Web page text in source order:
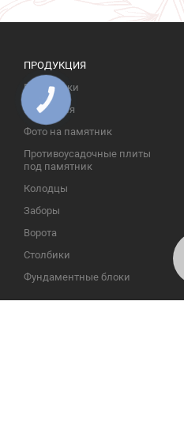
ПРОДУКЦИЯ
Памятники
Надгробия
Фото на памятник
Противоусадочные плиты
под памятник
Колодцы
Заборы
Ворота
Столбики
Фундаментные блоки
КНОПКА
ЗВ'ЯЗКУ